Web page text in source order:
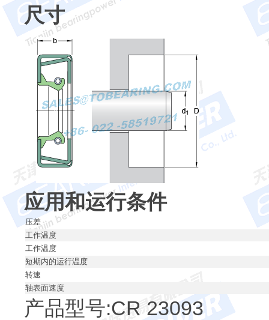
尺寸
应用和运行条件
压差
工作温度
工作温度
短期内的运行温度
转速
轴表面速度
产品型号:CR 23093